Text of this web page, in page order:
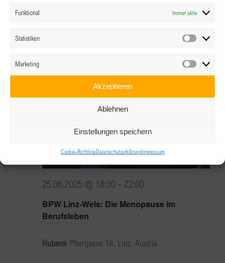
Funktional Immer aktiv
Statistiken
Marketing
Akzeptieren
Ablehnen
Einstellungen speichern
Cookie-RichtlinieDatenschutzerklärungImpressum
BPW Linz-Wels: Die Menopause im
Berufsleben
25.06.2025 @ 18:30 - 22:00
Huberei Pfarrgasse 18, Linz, Austria